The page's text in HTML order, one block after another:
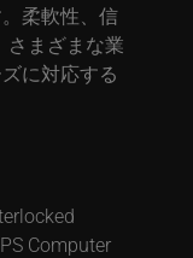
柔軟性、信
さまざまな業
に対応する
Computer